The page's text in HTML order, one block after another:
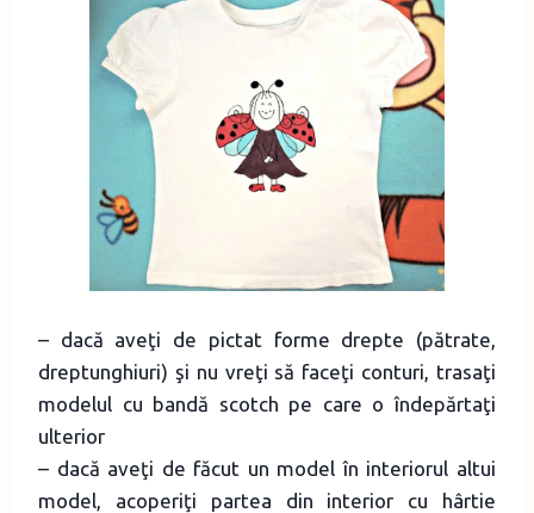
– dacă aveţi de pictat forme drepte (pătrate,
dreptunghiuri) şi nu vreţi să faceţi conturi, trasaţi
modelul cu bandă scotch pe care o îndepărtaţi
ulterior
– dacă aveţi de făcut un model în interiorul altui
model, acoperiţi partea din interior cu hârtie